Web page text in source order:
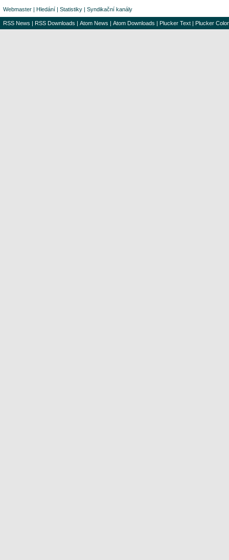
Webmaster | Hledání | Statistiky | Syndikační kanály
RSS News | RSS Downloads | Atom News | Atom Downloads | Plucker Text | Plucker Color